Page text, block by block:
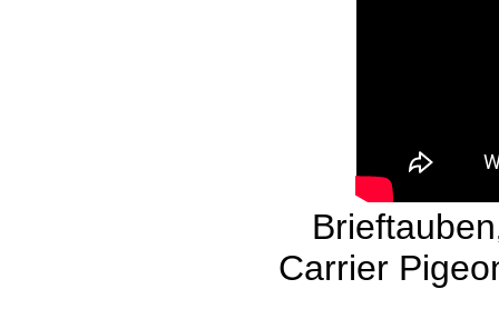
Brieftauben
Carrier